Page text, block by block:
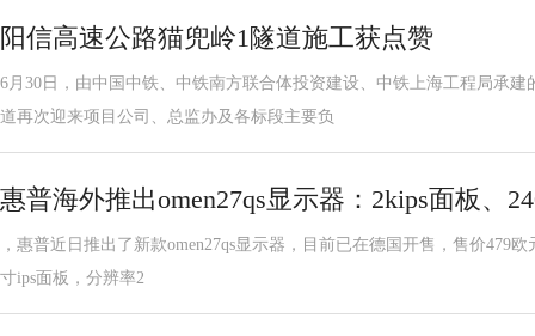
阳信高速公路猫兜岭1隧道施工获点赞
6月30日，由中国中铁、中铁南方联合体投资建设、中铁上海工程局承建
道再次迎来项目公司、总监办及各标段主要负
惠普海外推出omen27qs显示器：2kips面板、
，惠普近日推出了新款omen27qs显示器，目前已在德国开售，售价479
寸ips面板，分辨率2